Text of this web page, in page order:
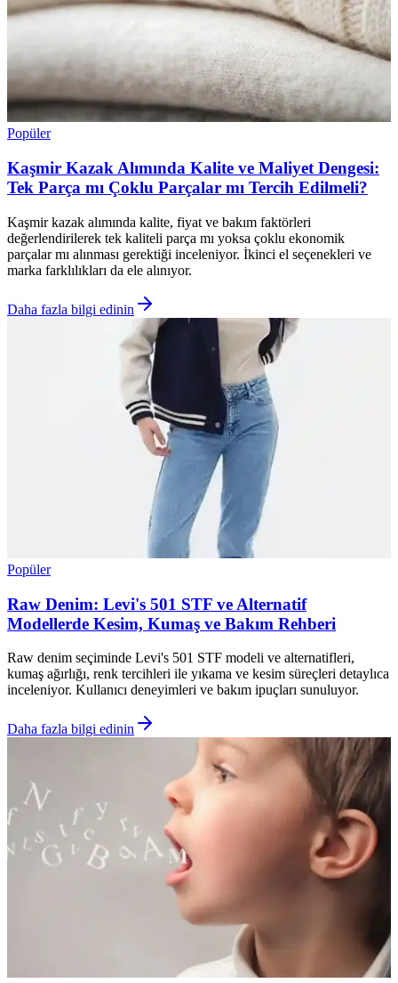
Popüler
Kaşmir Kazak Alımında Kalite ve Maliyet Dengesi:
Tek Parça mı Çoklu Parçalar mı Tercih Edilmeli?
Kaşmir kazak alımında kalite, fiyat ve bakım faktörleri
değerlendirilerek tek kaliteli parça mı yoksa çoklu ekonomik
parçalar mı alınması gerektiği inceleniyor. İkinci el seçenekleri ve
marka farklılıkları da ele alınıyor.
Daha fazla bilgi edinin
Popüler
Raw Denim: Levi's 501 STF ve Alternatif
Modellerde Kesim, Kumaş ve Bakım Rehberi
Raw denim seçiminde Levi's 501 STF modeli ve alternatifleri,
kumaş ağırlığı, renk tercihleri ile yıkama ve kesim süreçleri detaylıca
inceleniyor. Kullanıcı deneyimleri ve bakım ipuçları sunuluyor.
Daha fazla bilgi edinin